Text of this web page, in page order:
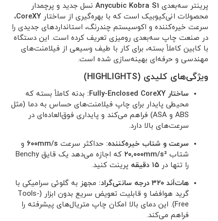
پرینتر سه‌بعدی Anycubic Kobra S1 نسل جدید و پرچمدار
محصولات انی‌کیوبیک است که با بهره‌گیری از ساختار CoreXY،
سرعت خیره‌کننده و اکوسیستم چندرنگ، استانداردهای جدیدی را
در صنعت چاپ سه‌بعدی رومیزی تعریف کرده است. این دستگاه
با کابین کاملاً بسته، برای کار با طیف وسیعی از فیلامنت‌های
مهندسی و حرفه‌ای بهینه‌سازی شده است.
ویژگی‌های کلیدی (HIGHLIGHTS)
ساختار Fully-Enclosed CoreXY:
بدنه کاملاً بسته که
محیطی پایدار برای چاپ فیلامنت‌های حساس به دما (مثل
ABS و ASA) فراهم می‌کند و پایداری فوق‌العاده‌ای در
سرعت‌های بالا دارد.
سرعت و شتاب خیره‌کننده: حداکثر سرعت ۶۰۰mm/s و
شتاب ۲۰,۰۰۰mm/s²
که اجازه می‌دهد یک قایق Benchy
را تنها در ۱۵ دقیقه
پرینت کنید.
هات‌اَند ۳۲۰ درجه سانتی‌گراد:
مجهز به گلوئی سرامیکی با
گرید هوافضا و قابلیت تعویض سریع بدون ابزار (Tools-
Free). این دمای بالا امکان چاپ متریال‌های پیشرفته را
فراهم می‌کند.